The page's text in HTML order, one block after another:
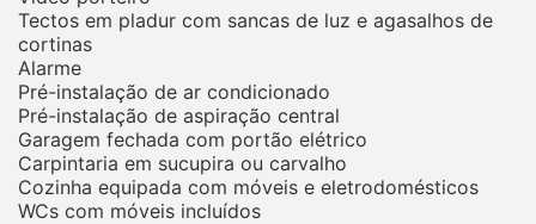
Tectos em pladur com sancas de luz e agasalhos de
cortinas
Alarme
Pré-instalação de ar condicionado
Pré-instalação de aspiração central
Garagem fechada com portão elétrico
Carpintaria em sucupira ou carvalho
Cozinha equipada com móveis e eletrodomésticos
WCs com móveis incluídos